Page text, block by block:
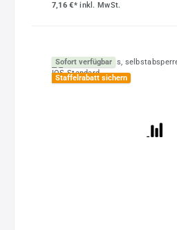
7,16 €*inkl. MwSt.
Sofort verfügbar
Staffelrabatt sichern